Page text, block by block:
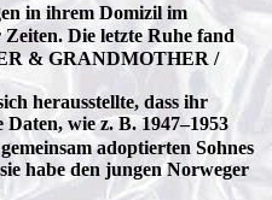
in ihrem Domizil im
Die letzte Ruhe fand
& GRANDMOTHER /
herausstellte, dass ihr
wie z. B. 1947–1953
adoptierten Sohnes
habe den jungen Norweger